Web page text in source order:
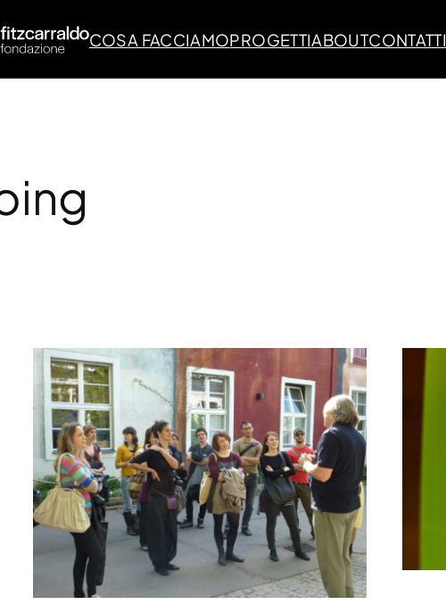
COSA FACCIAMOPROGETTIABOUTCONTATTI